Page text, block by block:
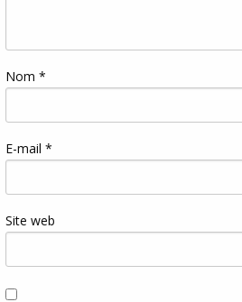
Nom *
E-mail *
Site web